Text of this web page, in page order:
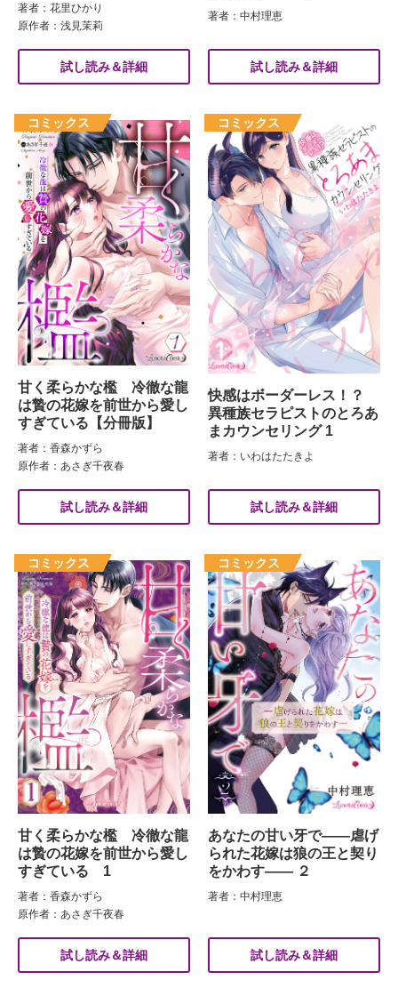
著者：花里ひかり
原作者：浅見茉莉
試し読み＆詳細
著者：中村理恵
試し読み＆詳細
甘く柔らかな檻 冷徹な龍
は贄の花嫁を前世から愛し
すぎている【分冊版】
著者：香森かずら
原作者：あさぎ千夜春
試し読み＆詳細
快感はボーダーレス！？
異種族セラピストのとろあ
まカウンセリング 1
著者：いわはたたきよ
試し読み＆詳細
甘く柔らかな檻 冷徹な龍
は贄の花嫁を前世から愛し
すぎている 1
著者：香森かずら
原作者：あさぎ千夜春
試し読み＆詳細
あなたの甘い牙で――虐げ
られた花嫁は狼の王と契り
をかわす―― ２
著者：中村理恵
試し読み＆詳細